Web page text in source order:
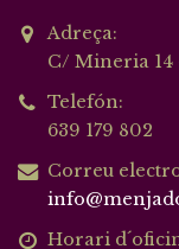
Adreça:
C/ Mineria 14
Telefón:
639 179 802
Correu
Horari